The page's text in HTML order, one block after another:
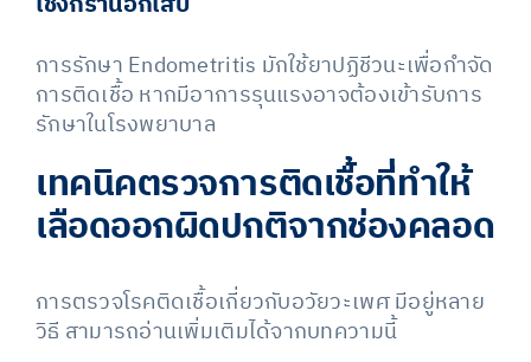
การรักษา Endometritis มักใช้ยาปฏิชีวนะเพื่อกำจัด
การติดเชื้อ หากมีอาการรุนแรงอาจต้องเข้ารับการ
รักษาในโรงพยาบาล
เทคนิคตรวจการติดเชื้อที่ทำให้
เลือดออกผิดปกติจากช่องคลอด
การตรวจโรคติดเชื้อเกี่ยวกับอวัยวะเพศ มีอยู่หลาย
วิธี สามารถอ่านเพิ่มเติมได้จากบทความนี้